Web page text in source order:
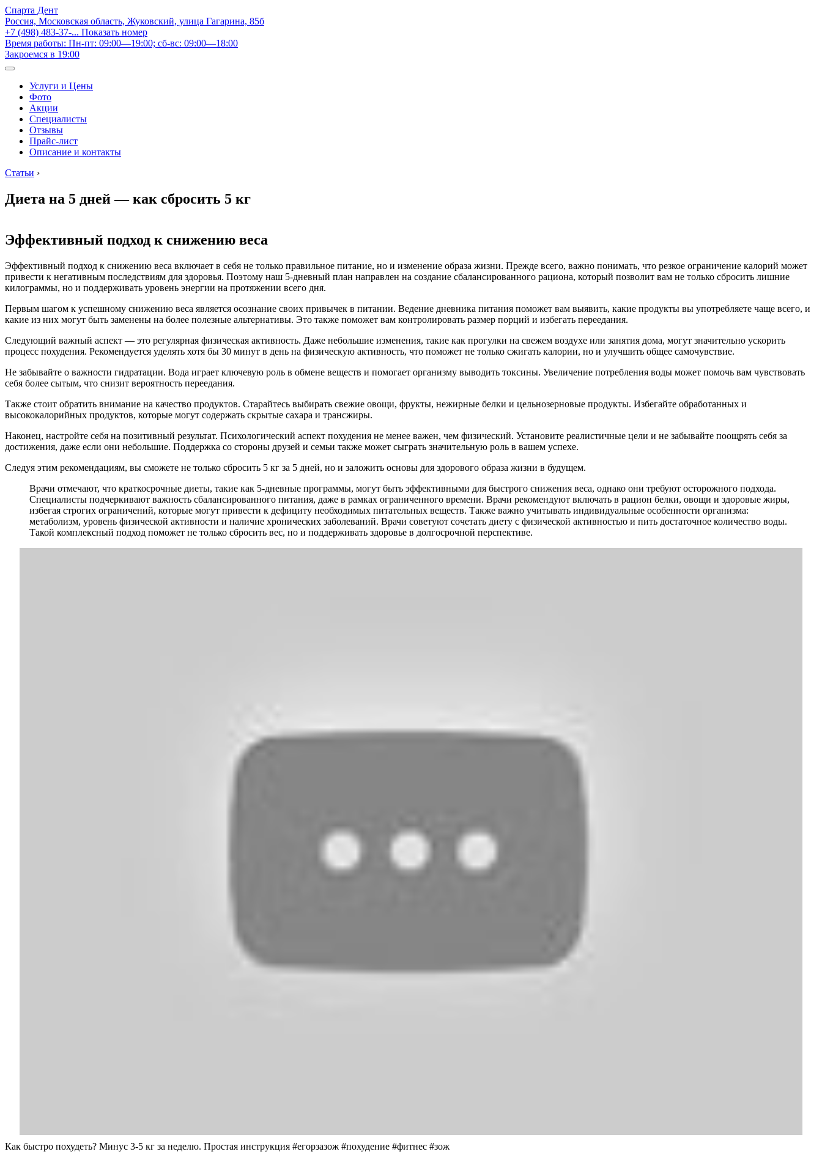
Спарта Дент
Россия, Московская область, Жуковский, улица Гагарина, 85б
+7 (498) 483-37-... Показать номер
Время работы: Пн-пт: 09:00—19:00; сб-вс: 09:00—18:00
Закроемся в 19:00
Услуги и Цены
Фото
Акции
Специалисты
Отзывы
Прайс-лист
Описание и контакты
Статьи ›
Диета на 5 дней — как сбросить 5 кг
Эффективный подход к снижению веса
Эффективный подход к снижению веса включает в себя не только правильное питание, но и изменение образа жизни. Прежде всего, важно понимать, что резкое ограничение калорий может
привести к негативным последствиям для здоровья. Поэтому наш 5-дневный план направлен на создание сбалансированного рациона, который позволит вам не только сбросить лишние
килограммы, но и поддерживать уровень энергии на протяжении всего дня.
Первым шагом к успешному снижению веса является осознание своих привычек в питании. Ведение дневника питания поможет вам выявить, какие продукты вы употребляете чаще всего, и
какие из них могут быть заменены на более полезные альтернативы. Это также поможет вам контролировать размер порций и избегать переедания.
Следующий важный аспект — это регулярная физическая активность. Даже небольшие изменения, такие как прогулки на свежем воздухе или занятия дома, могут значительно ускорить
процесс похудения. Рекомендуется уделять хотя бы 30 минут в день на физическую активность, что поможет не только сжигать калории, но и улучшить общее самочувствие.
Не забывайте о важности гидратации. Вода играет ключевую роль в обмене веществ и помогает организму выводить токсины. Увеличение потребления воды может помочь вам чувствовать
себя более сытым, что снизит вероятность переедания.
Также стоит обратить внимание на качество продуктов. Старайтесь выбирать свежие овощи, фрукты, нежирные белки и цельнозерновые продукты. Избегайте обработанных и
высококалорийных продуктов, которые могут содержать скрытые сахара и трансжиры.
Наконец, настройте себя на позитивный результат. Психологический аспект похудения не менее важен, чем физический. Установите реалистичные цели и не забывайте поощрять себя за
достижения, даже если они небольшие. Поддержка со стороны друзей и семьи также может сыграть значительную роль в вашем успехе.
Следуя этим рекомендациям, вы сможете не только сбросить 5 кг за 5 дней, но и заложить основы для здорового образа жизни в будущем.
Врачи отмечают, что краткосрочные диеты, такие как 5-дневные программы, могут быть эффективными для быстрого снижения веса, однако они требуют осторожного подхода.
Специалисты подчеркивают важность сбалансированного питания, даже в рамках ограниченного времени. Врачи рекомендуют включать в рацион белки, овощи и здоровые жиры,
избегая строгих ограничений, которые могут привести к дефициту необходимых питательных веществ. Также важно учитывать индивидуальные особенности организма:
метаболизм, уровень физической активности и наличие хронических заболеваний. Врачи советуют сочетать диету с физической активностью и пить достаточное количество воды.
Такой комплексный подход поможет не только сбросить вес, но и поддерживать здоровье в долгосрочной перспективе.
Как быстро похудеть? Минус 3-5 кг за неделю. Простая инструкция #егорзазож #похудение #фитнес #зож